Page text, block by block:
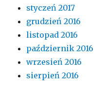
styczeń 2017
grudzień 2016
listopad 2016
październik 2016
wrzesień 2016
sierpień 2016